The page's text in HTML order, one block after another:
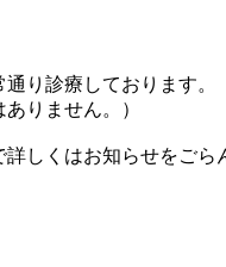
り診療しております。
りません。）
しくはお知らせをごら